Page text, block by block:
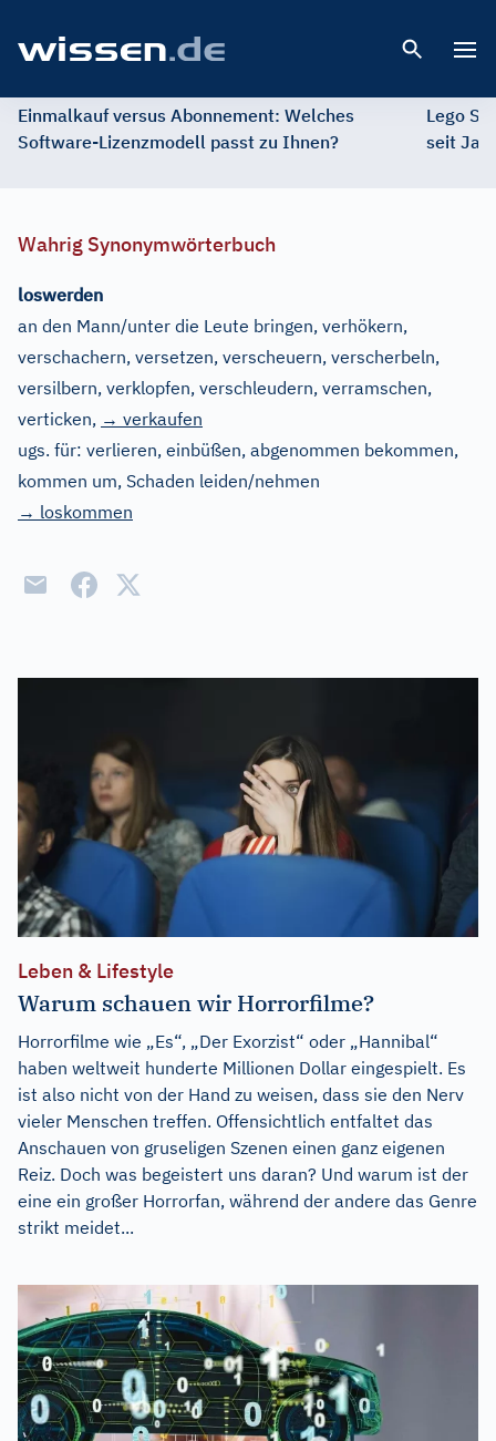
Einmalkauf versus Abonnement: Welches
Software-Lizenzmodell passt zu Ihnen?
Lego
seit
Wahrig Synonymwörterbuch
loswerden
an den Mann/unter die Leute bringen, verhökern,
verschachern, versetzen, verscheuern, verscherbeln,
versilbern, verklopfen, verschleudern, verramschen,
verticken, → verkaufen
ugs. für: verlieren, einbüßen, abgenommen bekommen,
kommen um, Schaden leiden/nehmen
→ loskommen
Leben & Lifestyle
Warum schauen wir Horrorfilme?
Horrorfilme wie „Es“, „Der Exorzist“ oder „Hannibal“
haben weltweit hunderte Millionen Dollar eingespielt. Es
ist also nicht von der Hand zu weisen, dass sie den Nerv
vieler Menschen treffen. Offensichtlich entfaltet das
Anschauen von gruseligen Szenen einen ganz eigenen
Reiz. Doch was begeistert uns daran? Und warum ist der
eine ein großer Horrorfan, während der andere das Genre
strikt meidet...